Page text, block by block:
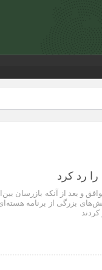
را رد کرد
و بعد از آنکه بازرسان
بزرگی از برنامه